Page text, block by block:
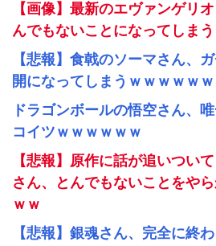
【画像】最新のエヴァンゲリ
んでもないことになってしま
【悲報】食戟のソーマさん、
開になってしまうｗｗｗｗｗｗ
ドラゴンボールの悟空さん、
コイツｗｗｗｗｗｗ
【悲報】原作に話が追いつい
さん、とんでもないことをや
ｗｗ
【悲報】銀魂さん、完全に終